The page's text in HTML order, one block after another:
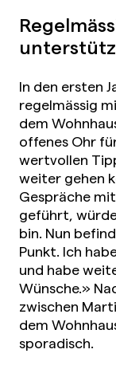
In den ersten
regelmässig
dem
offenes Ohr
wertvollen
weiter gehen
Gespräche
geführt,
bin. Nun
Punkt. Ich
und habe
Wünsche.»
zwischen
dem
sporadisch.